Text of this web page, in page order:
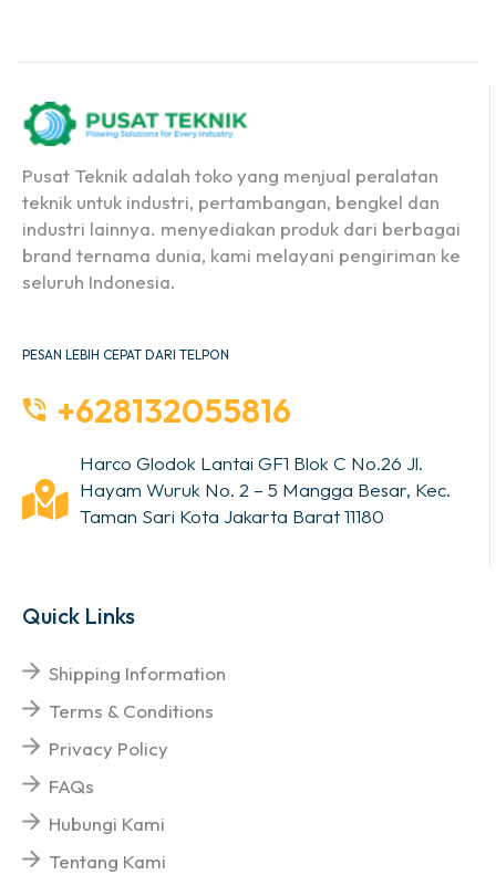
Pusat Teknik adalah toko yang menjual peralatan
teknik untuk industri, pertambangan, bengkel dan
industri lainnya. menyediakan produk dari berbagai
brand ternama dunia, kami melayani pengiriman ke
seluruh Indonesia.
PESAN LEBIH CEPAT DARI TELPON
+628132055816
Harco Glodok Lantai GF1 Blok C No.26 Jl.
Hayam Wuruk No. 2 – 5 Mangga Besar, Kec.
Taman Sari Kota Jakarta Barat 11180
Quick Links
Shipping Information
Terms & Conditions
Privacy Policy
FAQs
Hubungi Kami
Tentang Kami